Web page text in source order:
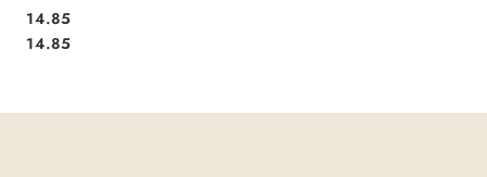
Cena:
14.85
Cena:
14.85